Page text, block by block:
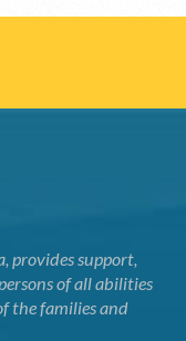
provides support,
of all abilities
the families and